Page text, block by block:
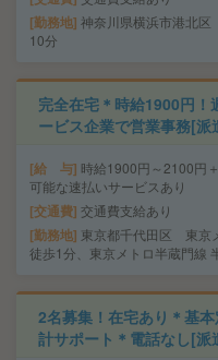
勤務地 神奈川県横浜市港北
10分
完全在宅＊時給1900円
ービス企業で営業事務[派
給 与 時給1900円～2100円
可能な速払いサービスあり
交通費 交通費支給あり
勤務地 東京都千代田区 東京
徒歩1分、東京メトロ半蔵門線
2名募集！在宅あり＊基
計サポート＊電話なし[派